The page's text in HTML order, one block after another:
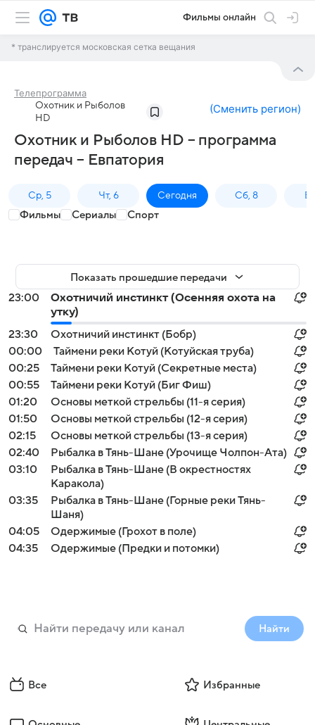
Фильмы онлайн
* транслируется московская сетка вещания
Телепрограмма
Охотник и Рыболов
HD
(Сменить регион)
Охотник и Рыболов HD – программа
передач – Евпатория
Ср, 5 Чт, 6 Сегодня Сб, 8
Фильмы Сериалы Спорт
Показать прошедшие передачи
23:00
Охотничий инстинкт (Осенняя охота на
утку)
23:30
Охотничий инстинкт (Бобр)
00:00
Таймени реки Котуй (Котуйская труба)
00:25
Таймени реки Котуй (Секретные места)
00:55
Таймени реки Котуй (Биг Фиш)
01:20
Основы меткой стрельбы (11-я серия)
01:50
Основы меткой стрельбы (12-я серия)
02:15
Основы меткой стрельбы (13-я серия)
02:40
Рыбалка в Тянь-Шане (Урочище Чолпон-Ата)
03:10
Рыбалка в Тянь-Шане (В окрестностях
Каракола)
03:35
Рыбалка в Тянь-Шане (Горные реки Тянь-
Шаня)
04:05
Одержимые (Грохот в поле)
04:35
Одержимые (Предки и потомки)
Найти
Все Избранные